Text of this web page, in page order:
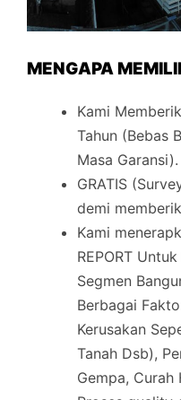
MENGAPA
Kami
Tahun (Bebas
Masa Garansi).
GRATIS
demi
Kami
REPORT
Segmen
Berbagai
Kerusakan
Tanah Dsb),
Gempa, Curah